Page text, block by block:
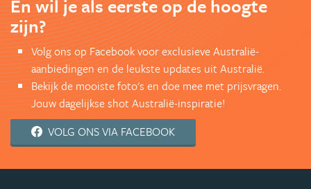
En wil je als eerste op de hoogte
zijn?
Volg ons op Facebook voor exclusieve Australië-
aanbiedingen en de leukste updates uit Australië.
Bekijk de mooiste foto's en doe mee met prijsvragen.
Jouw dagelijkse shot Australië-inspiratie!
VOLG ONS VIA FACEBOOK